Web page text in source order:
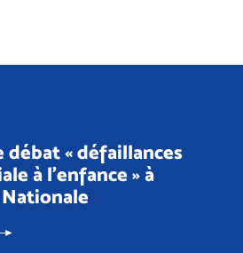
débat « défaillances
à l'enfance » à